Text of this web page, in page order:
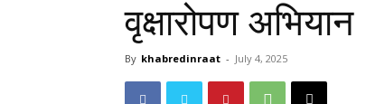
वृक्षारोपण अभियान
By khabredinraat - July 4, 2025